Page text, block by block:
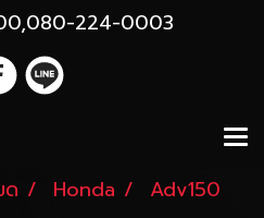
224-0003
ด Honda Adv150